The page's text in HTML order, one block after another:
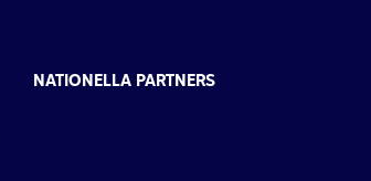
NATIONELLA PARTNERS